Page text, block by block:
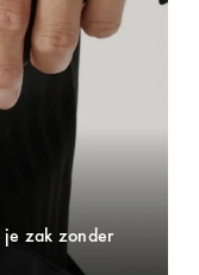
zak zonder